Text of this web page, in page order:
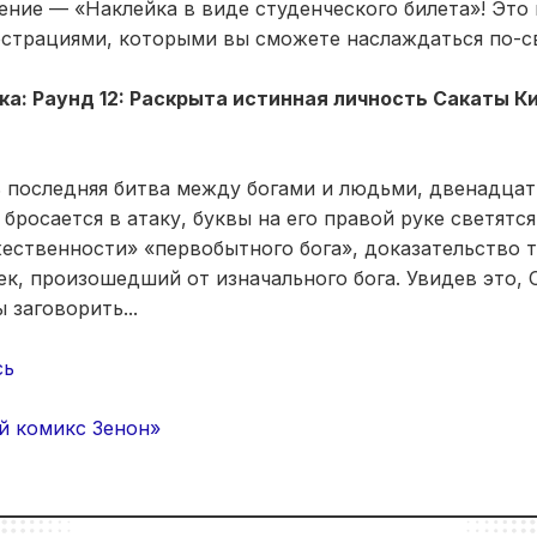
— «Наклейка в виде студенческого билета»!
которыми вы сможете наслаждаться по-
Раунд 12: Раскрыта истинная личность Сакаты
последняя битва между богами и людьми,
в атаку, буквы на его правой руке
«первобытного бога», доказательство
произошедший от изначального бога. Увидев это,
комикс Зенон»